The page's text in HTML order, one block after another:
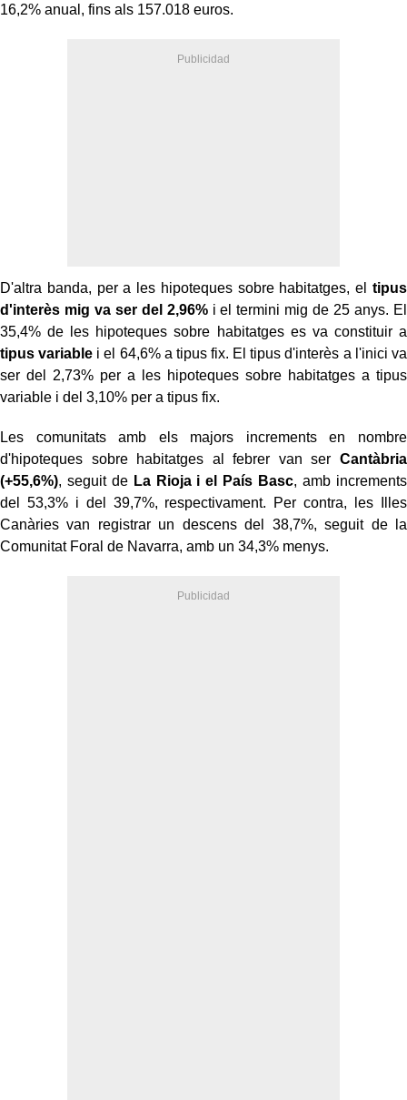
16,2% anual, fins als 157.018 euros.
D'altra banda, per a les hipoteques sobre habitatges, el tipus
d'interès mig va ser del 2,96%i el termini mig de 25 anys. El
35,4% de les hipoteques sobre habitatges es va constituir a
tipus variable i el 64,6% a tipus fix. El tipus d'interès a l'inici va
ser del 2,73% per a les hipoteques sobre habitatges a tipus
variable i del 3,10% per a tipus fix.
Les comunitats amb els majors increments en nombre
d'hipoteques sobre habitatges al febrer van ser Cantàbria
(+55,6%), seguit de La Rioja i el País Basc, amb increments
del 53,3% i del 39,7%, respectivament. Per contra, les Illes
Canàries van registrar un descens del 38,7%, seguit de la
Comunitat Foral de Navarra, amb un 34,3% menys.